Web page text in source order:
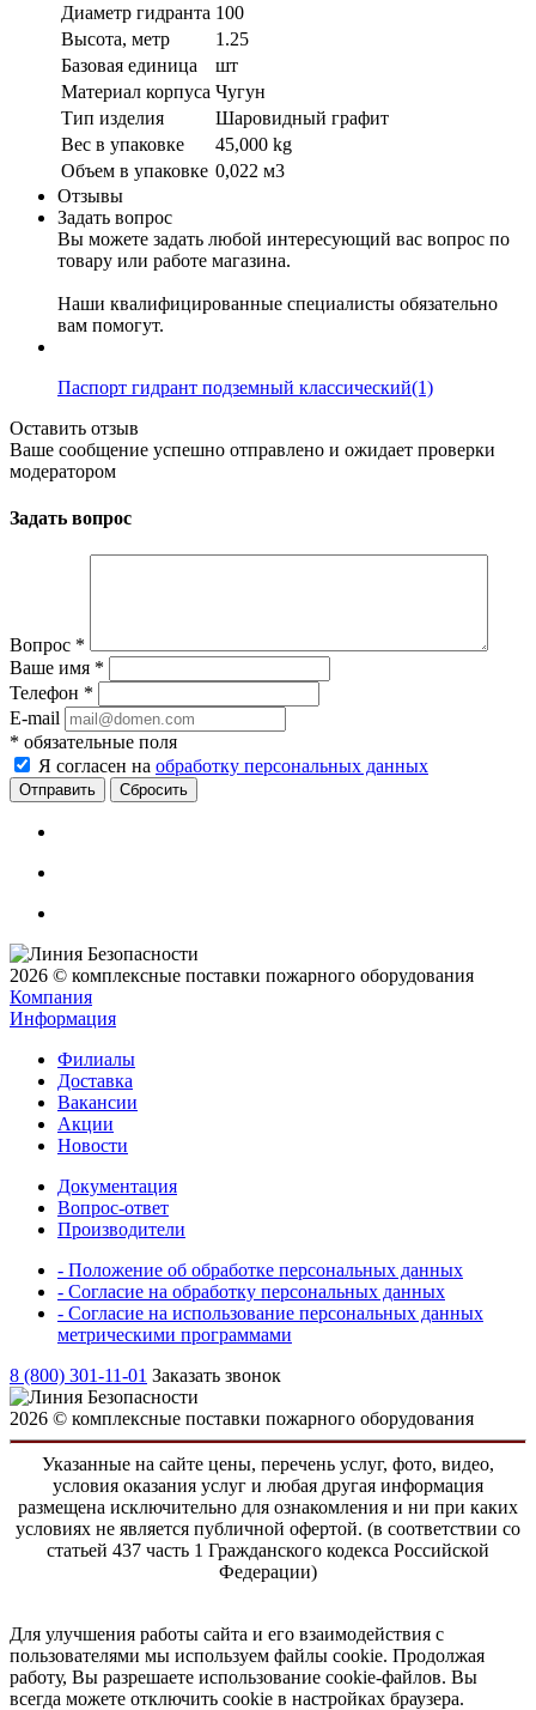
Диаметр гидранта 100
Высота, метр
1.25
Базовая единица
шт
Материал корпуса Чугун
Тип изделия
Шаровидный графит
Вес в упаковке
45,000 kg
Объем в упаковке 0,022 м3
Отзывы
Задать вопрос
Вы можете задать любой интересующий вас вопрос по
товару или работе магазина.
Наши квалифицированные специалисты обязательно
вам помогут.
Паспорт гидрант подземный классический(1)
Оставить отзыв
Ваше сообщение успешно отправлено и ожидает проверки
модератором
Задать вопрос
Вопрос *
Ваше имя *
Телефон *
E-mail
* обязательные поля
Я согласен на обработку персональных данных
Сбросить
2026 © комплексные поставки пожарного оборудования
Компания
Информация
Филиалы
Доставка
Вакансии
Акции
Новости
Документация
Вопрос-ответ
Производители
- Положение об обработке персональных данных
- Согласие на обработку персональных данных
- Согласие на использование персональных данных
метрическими программами
8 (800) 301-11-01 Заказать звонок
2026 © комплексные поставки пожарного оборудования
Указанные на сайте цены, перечень услуг, фото, видео,
условия оказания услуг и любая другая информация
размещена исключительно для ознакомления и ни при каких
условиях не является публичной офертой. (в соответствии со
статьей 437 часть 1 Гражданского кодекса Российской
Федерации)
Для улучшения работы сайта и его взаимодействия с
пользователями мы используем файлы cookie. Продолжая
работу, Вы разрешаете использование cookie-файлов. Вы
всегда можете отключить cookie в настройках браузера.